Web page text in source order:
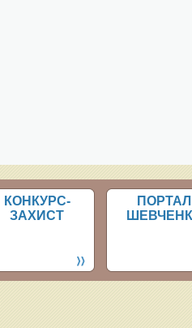
КОНКУРС-
ЗАХИСТ
ПОРТАЛ